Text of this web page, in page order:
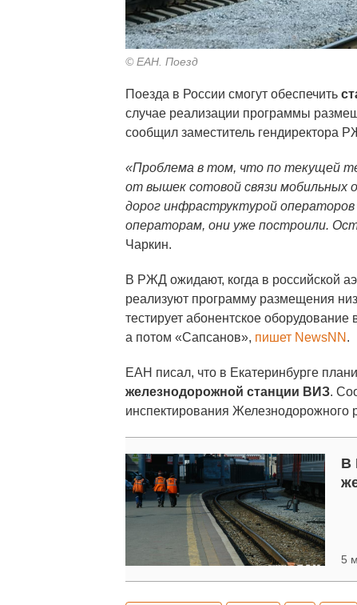
© ЕАН. Поезд
Поезда в России смогут обеспечить
случае реализации программы
сообщил заместитель гендиректора
«Проблема в том, что по текущей
от вышек сотовой связи мобильных
дорог инфраструктурой
операторам, они уже построили.
Чаркин.
В РЖД ожидают, когда в российской
реализуют программу размещения
тестирует абонентское
а потом «Сапсанов», пишет NewsNN .
ЕАН писал, что в Екатеринбурге
железнодорожной станции ВИЗ.
инспектирования Железнодорожного
В
5